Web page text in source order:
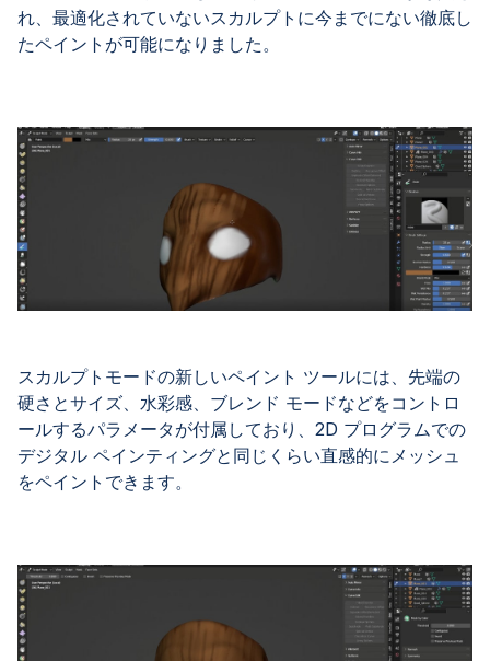
れ、最適化されていないスカルプトに今までにない徹底し
たペイントが可能になりました。
スカルプトモードの新しいペイント ツールには、先端の
硬さとサイズ、水彩感、ブレンド モードなどをコントロ
ールするパラメータが付属しており、2D プログラムでの
デジタル ペインティングと同じくらい直感的にメッシュ
をペイントできます。